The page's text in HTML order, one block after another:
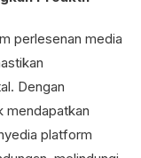
perlesenan media
Dengan
mendapatkan
platform